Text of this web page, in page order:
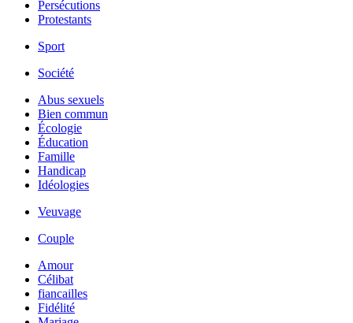
Persécutions
Protestants
Sport
Société
Abus sexuels
Bien commun
Écologie
Éducation
Famille
Handicap
Idéologies
Veuvage
Couple
Amour
Célibat
fiancailles
Fidélité